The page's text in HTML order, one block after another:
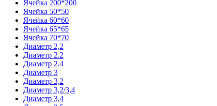
Ячейка 200*200
Ячейка 50*50
Ячейка 60*60
Ячейка 65*65
Ячейка 70*70
Диаметр 2,2
Диаметр 2.2
Диаметр 2.4
Диаметр 3
Диаметр 3,2
Диаметр 3,2/3,4
Диаметр 3,4